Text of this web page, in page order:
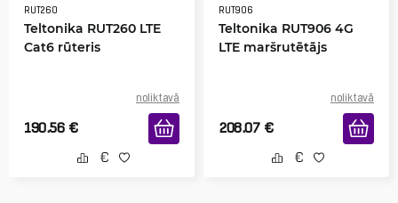
RUT260
Teltonika RUT260 LTE
Cat6 rūteris
noliktavā
190.56 €
RUT906
Teltonika RUT906 4G
LTE maršrutētājs
noliktavā
208.07 €